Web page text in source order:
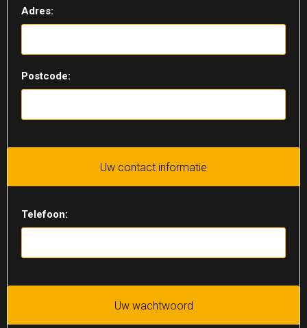
Adres:
Postcode:
Uw contact informatie
Telefoon:
Uw wachtwoord